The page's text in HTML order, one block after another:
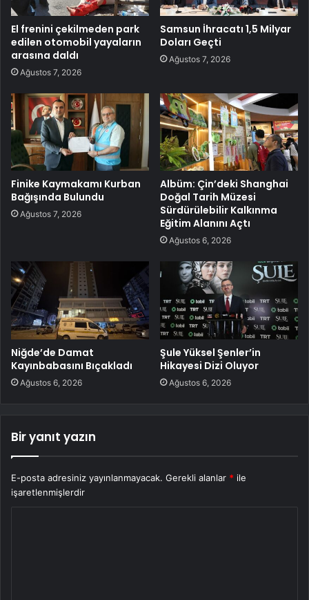
El frenini çekilmeden park
edilen otomobil yayaların
arasına daldı
Ağustos 7, 2026
Samsun İhracatı 1,5 Milyar
Doları Geçti
Ağustos 7, 2026
Finike Kaymakamı Kurban
Bağışında Bulundu
Ağustos 7, 2026
Albüm: Çin’deki Shanghai
Doğal Tarih Müzesi
Sürdürülebilir Kalkınma
Eğitim Alanını Açtı
Ağustos 6, 2026
Niğde’de Damat
Kayınbabasını Bıçakladı
Ağustos 6, 2026
Şule Yüksel Şenler’in
Hikayesi Dizi Oluyor
Ağustos 6, 2026
Bir yanıt yazın
E-posta adresiniz yayınlanmayacak. Gerekli alanlar * ile
işaretlenmişlerdir